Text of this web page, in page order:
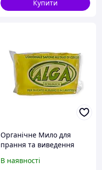
Купити
Органічне Мило для
прання та виведення
В наявності